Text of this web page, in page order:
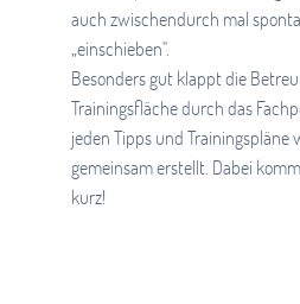
auch zwischendurch mal
„einschieben".
Besonders gut klappt die
Trainingsfläche durch das
jeden Tipps und Trainingspläne
gemeinsam erstellt. Dabei
kurz!